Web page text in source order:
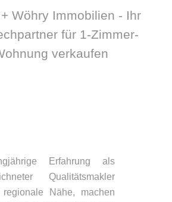
Wöhry Immobilien - Ihr
für 1-Zimmer-
verkaufen
Erfahrung als
Qualitätsmakler
Nähe, machen